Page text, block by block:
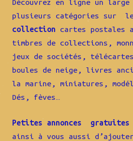
Découvrez en ligne un large
plusieurs catégories sur le
collection cartes postales
timbres de collections,
jeux de sociétés,
boules de neige, livres
la marine, miniatures,
Dés, fèves…
Petites annonces gratuites
ainsi à vous aussi